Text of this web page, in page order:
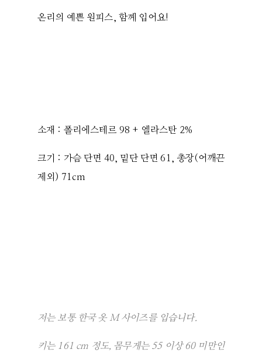
온리의 예쁜 원피스, 함께 입어요!
소재 : 폴리에스테르 98 + 엘라스탄 2%
크기 : 가슴 단면 40, 밑단 단면 61, 총장(어깨끈
제외) 71cm
저는 보통 한국 옷 M 사이즈를 입습니다.
키는 161 cm 정도, 몸무게는 55 이상 60 미만인